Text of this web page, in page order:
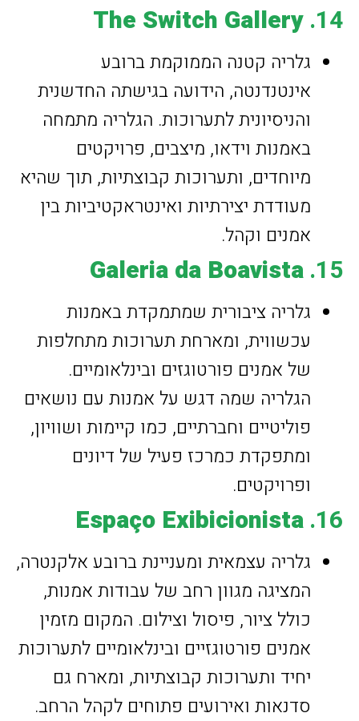
14.
The Switch Gallery
גלריה קטנה הממוקמת ברובע
אינטנדנטה, הידועה בגישתה החדשנית
והניסיונית לתערוכות. הגלריה מתמחה
באמנות וידאו, מיצבים, פרויקטים
מיוחדים, ותערוכות קבוצתיות, תוך שהיא
מעודדת יצירתיות ואינטראקטיביות בין
אמנים וקהל.
15.
Galeria da Boavista
גלריה ציבורית שמתמקדת באמנות
עכשווית, ומארחת תערוכות מתחלפות
של אמנים פורטוגזים ובינלאומיים.
הגלריה שמה דגש על אמנות עם נושאים
פוליטיים וחברתיים, כמו קיימות ושוויון,
ומתפקדת כמרכז פעיל של דיונים
ופרויקטים.
16.
Espaço Exibicionista
גלריה עצמאית ומעניינת ברובע אלקנטרה,
המציגה מגוון רחב של עבודות אמנות,
כולל ציור, פיסול וצילום. המקום מזמין
אמנים פורטוגזיים ובינלאומיים לתערוכות
יחיד ותערוכות קבוצתיות, ומארח גם
סדנאות ואירועים פתוחים לקהל הרחב.